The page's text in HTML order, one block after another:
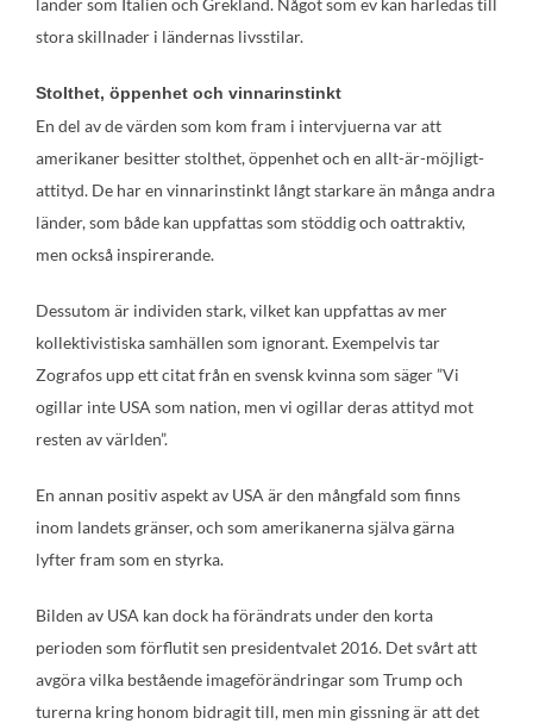
länder som Italien och Grekland. Något som ev kan härledas till
stora skillnader i ländernas livsstilar.
Stolthet, öppenhet och vinnarinstinkt
En del av de värden som kom fram i intervjuerna var att
amerikaner besitter stolthet, öppenhet och en allt-är-möjligt-
attityd. De har en vinnarinstinkt långt starkare än många andra
länder, som både kan uppfattas som stöddig och oattraktiv,
men också inspirerande.
Dessutom är individen stark, vilket kan uppfattas av mer
kollektivistiska samhällen som ignorant. Exempelvis tar
Zografos upp ett citat från en svensk kvinna som säger ”Vi
ogillar inte USA som nation, men vi ogillar deras attityd mot
resten av världen”.
En annan positiv aspekt av USA är den mångfald som finns
inom landets gränser, och som amerikanerna själva gärna
lyfter fram som en styrka.
Bilden av USA kan dock ha förändrats under den korta
perioden som förflutit sen presidentvalet 2016. Det svårt att
avgöra vilka bestående imageförändringar som Trump och
turerna kring honom bidragit till, men min gissning är att det